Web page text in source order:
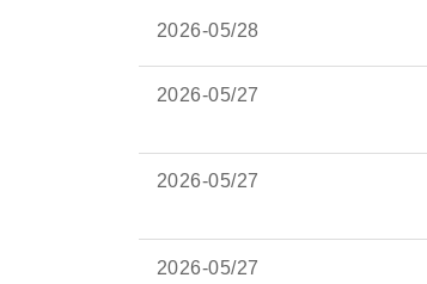
2026-05/28
2026-05/27
2026-05/27
2026-05/27